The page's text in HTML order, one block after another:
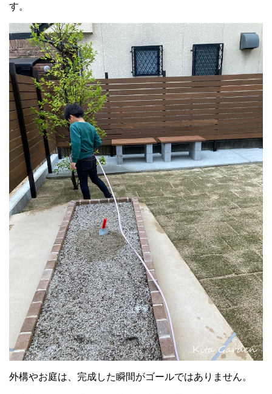
す。
外構やお庭は、完成した瞬間がゴールではありません。